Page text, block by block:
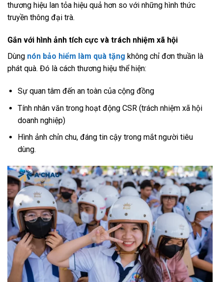
thương hiệu lan tỏa hiệu quả hơn so với những hình thức
truyền thông đại trà.
Gắn với hình ảnh tích cực và trách nhiệm xã hội
Dùng nón bảo hiểm làm quà tặng không chỉ đơn thuần là
phát quà. Đó là cách thương hiệu thể hiện:
Sự quan tâm đến an toàn của cộng đồng
Tính nhân văn trong hoạt động CSR (trách nhiệm xã hội
doanh nghiệp)
Hình ảnh chỉn chu, đáng tin cậy trong mắt người tiêu
dùng.